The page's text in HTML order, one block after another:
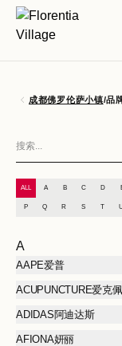
成都佛罗伦萨小镇/品
ALL A B C D
P Q R S T
A
AAPE爱普
ACUPUNCTURE爱克
ADIDAS阿迪达斯
AFIONA妍丽